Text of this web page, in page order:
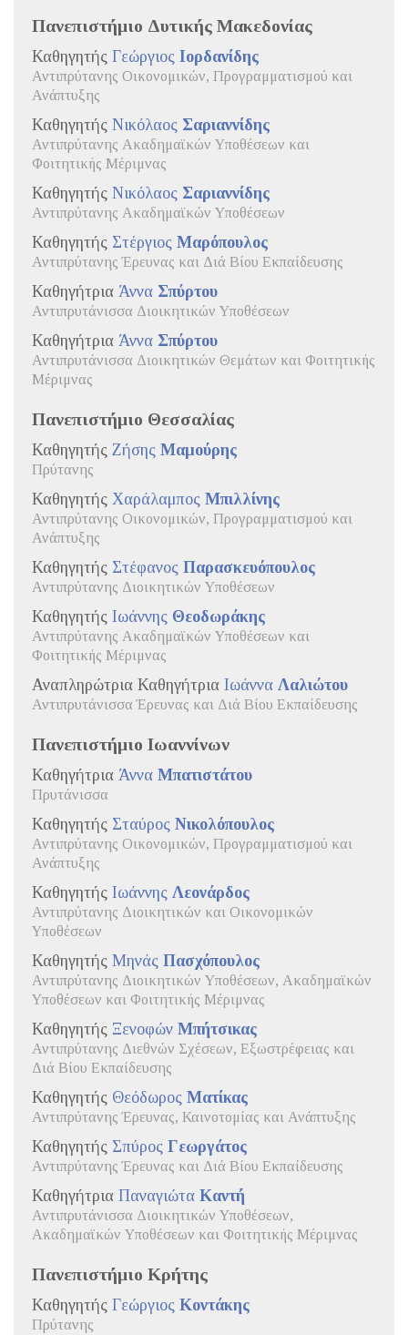
Πανεπιστήμιο Δυτικής Μακεδονίας
Καθηγητής Γεώργιος Ιορδανίδης
Αντιπρύτανης Οικονομικών, Προγραμματισμού και
Ανάπτυξης
Καθηγητής Νικόλαος Σαριαννίδης
Αντιπρύτανης Ακαδημαϊκών Υποθέσεων και
Φοιτητικής Μέριμνας
Καθηγητής Νικόλαος Σαριαννίδης
Αντιπρύτανης Ακαδημαϊκών Υποθέσεων
Καθηγητής Στέργιος Μαρόπουλος
Αντιπρύτανης Έρευνας και Διά Βίου Εκπαίδευσης
Καθηγήτρια Άννα Σπύρτου
Αντιπρυτάνισσα Διοικητικών Υποθέσεων
Καθηγήτρια Άννα Σπύρτου
Αντιπρυτάνισσα Διοικητικών Θεμάτων και Φοιτητικής
Μέριμνας
Πανεπιστήμιο Θεσσαλίας
Καθηγητής Ζήσης Μαμούρης
Πρύτανης
Καθηγητής Χαράλαμπος Μπιλλίνης
Αντιπρύτανης Οικονομικών, Προγραμματισμού και
Ανάπτυξης
Καθηγητής Στέφανος Παρασκευόπουλος
Αντιπρύτανης Διοικητικών Υποθέσεων
Καθηγητής Ιωάννης Θεοδωράκης
Αντιπρύτανης Ακαδημαϊκών Υποθέσεων και
Φοιτητικής Μέριμνας
Αναπληρώτρια Καθηγήτρια Ιωάννα Λαλιώτου
Αντιπρυτάνισσα Έρευνας και Διά Βίου Εκπαίδευσης
Πανεπιστήμιο Ιωαννίνων
Καθηγήτρια Άννα Μπατιστάτου
Πρυτάνισσα
Καθηγητής Σταύρος Νικολόπουλος
Αντιπρύτανης Οικονομικών, Προγραμματισμού και
Ανάπτυξης
Καθηγητής Ιωάννης Λεονάρδος
Αντιπρύτανης Διοικητικών και Οικονομικών
Υποθέσεων
Καθηγητής Μηνάς Πασχόπουλος
Αντιπρύτανης Διοικητικών Υποθέσεων, Ακαδημαϊκών
Υποθέσεων και Φοιτητικής Μέριμνας
Καθηγητής Ξενοφών Μπήτσικας
Αντιπρύτανης Διεθνών Σχέσεων, Εξωστρέφειας και
Διά Βίου Εκπαίδευσης
Καθηγητής Θεόδωρος Ματίκας
Αντιπρύτανης Έρευνας, Καινοτομίας και Ανάπτυξης
Καθηγητής Σπύρος Γεωργάτος
Αντιπρύτανης Έρευνας και Διά Βίου Εκπαίδευσης
Καθηγήτρια Παναγιώτα Καντή
Αντιπρυτάνισσα Διοικητικών Υποθέσεων,
Ακαδημαϊκών Υποθέσεων και Φοιτητικής Μέριμνας
Πανεπιστήμιο Κρήτης
Καθηγητής Γεώργιος Κοντάκης
Πρύτανης